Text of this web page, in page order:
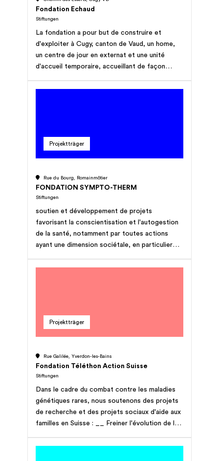
systèmes sociaux, catastrophes); soutenir des
enfants ou des étudiants méritants, dans le
besoin pour leurs études ou apprentissages,
afin de leur donner accès à une profession et
leur assurer un avenir social (pour but complet
cf. acte de fondation).
Fondation Echaud
Stiftungen
La fondation a pour but de construire et
d'exploiter à Cugy, canton de Vaud, un home,
un centre de jour en externat et une unité
d'accueil temporaire, accueillant de façon
sévère, notamment d'infirmité motrice
Projektträger
Rue du Bourg, Romainmôtier
FONDATION SYMPTO-THERM
Stiftungen
soutien et développement de projets
favorisant la conscientisation et l'autogestion
de la santé, notamment par toutes actions
ayant une dimension sociétale, en particulier
cycle féminin, de l'applicabilité et de la
holistique (Heilfasten), etc.
Projektträger
Rue Galilée, Yverdon-les-Bains
Fondation Téléthon Action Suisse
Stiftungen
Dans le cadre du combat contre les maladies
génétiques rares, nous soutenons des projets
de recherche et des projets sociaux d'aide aux
familles en Suisse : __ Freiner l'évolution de la
Apporter une aide quotidienne pour les familles